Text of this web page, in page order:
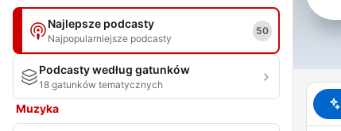
Najlepsze podcasty
Najpopularniejsze podcasty
50
Podcasty według gatunków
18 gatunków tematycznych
Muzyka